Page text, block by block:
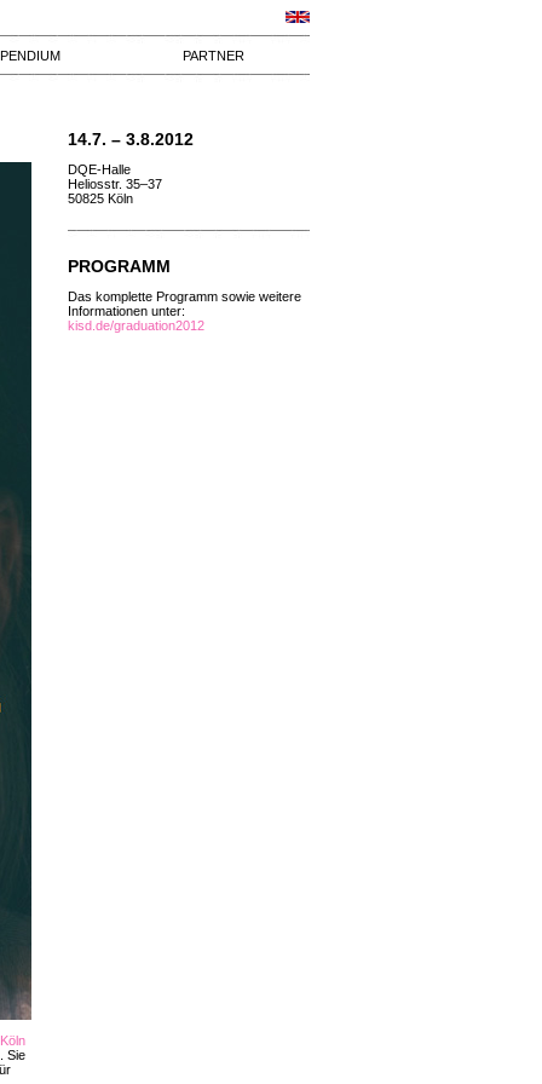
PARTNER
Köln
Sie
14.7. – 3.8.2012
DQE-Halle
Heliosstr. 35–37
50825 Köln
PROGRAMM
Das komplette Programm sowie weitere
Informationen unter:
kisd.de/graduation2012